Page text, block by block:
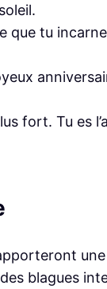
que tu
fort. Tu es
blagues